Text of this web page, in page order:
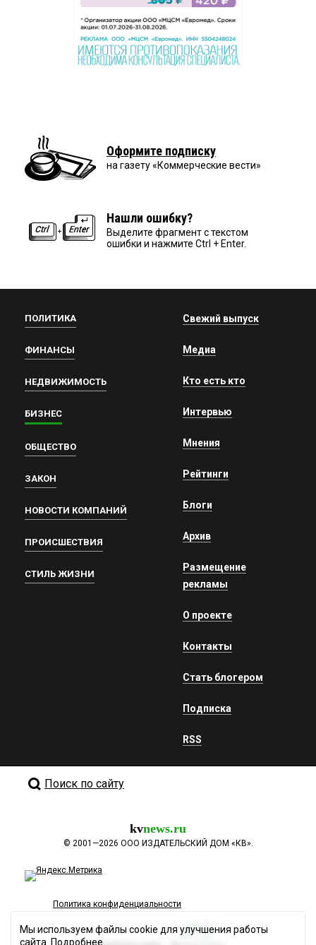
Оформите подписку
на газету «Коммерческие вести»
Нашли ошибку?
Выделите фрагмент с текстом
ошибки и нажмите Ctrl + Enter.
ПОЛИТИКА
ФИНАНСЫ
НЕДВИЖИМОСТЬ
БИЗНЕС
ОБЩЕСТВО
ЗАКОН
НОВОСТИ КОМПАНИЙ
ПРОИСШЕСТВИЯ
СТИЛЬ ЖИЗНИ
Свежий выпуск
Медиа
Кто есть кто
Интервью
Мнения
Рейтинги
Блоги
Архив
Размещение
рекламы
О проекте
Контакты
Стать блогером
Подписка
RSS
Поиск по сайту
kvnews.ru
© 2001—2026 ООО ИЗДАТЕЛЬСКИЙ ДОМ «КВ».
Политика конфиденциальности
Мы используем файлы cookie для улучшения работы
сайта. Подробнее